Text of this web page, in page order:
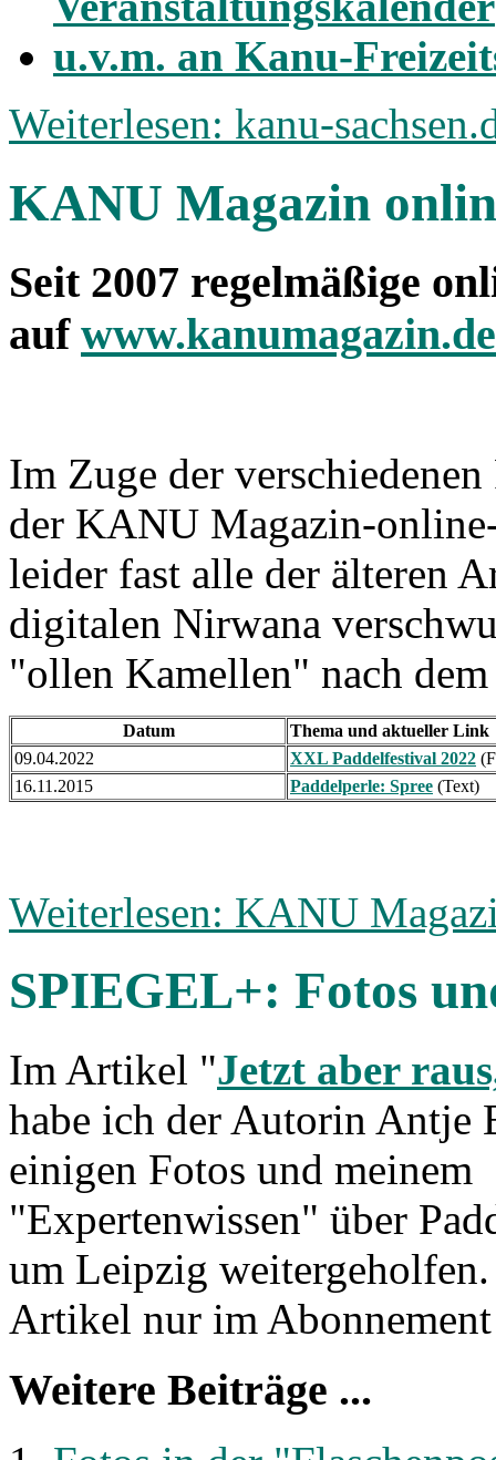
u.v.m. an Kanu-
Weiterlesen: kanu-
KANU Magazin
Seit 2007 regelmäßige
auf www.kanumagazin.de
Im Zuge der verschiedenen
der KANU Magazin-
leider fast alle der älteren
digitalen Nirwana
"ollen Kamellen" nach
Datum
Thema und aktueller Link
09.04.2022
XXL Paddelfestival 2022
16.11.2015
Paddelperle: Spree (Text)
Weiterlesen: KANU
SPIEGEL+: Fotos
Im Artikel "Jetzt aber
habe ich der Autorin Antje
einigen Fotos und meinem
"Expertenwissen" über
um Leipzig
Artikel nur im Abonnement
Weitere Beiträge ...